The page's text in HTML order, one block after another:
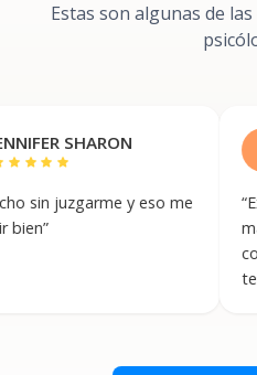
Estas son algunas de
y eso me
starstar
“Excelente
más!
con
temas